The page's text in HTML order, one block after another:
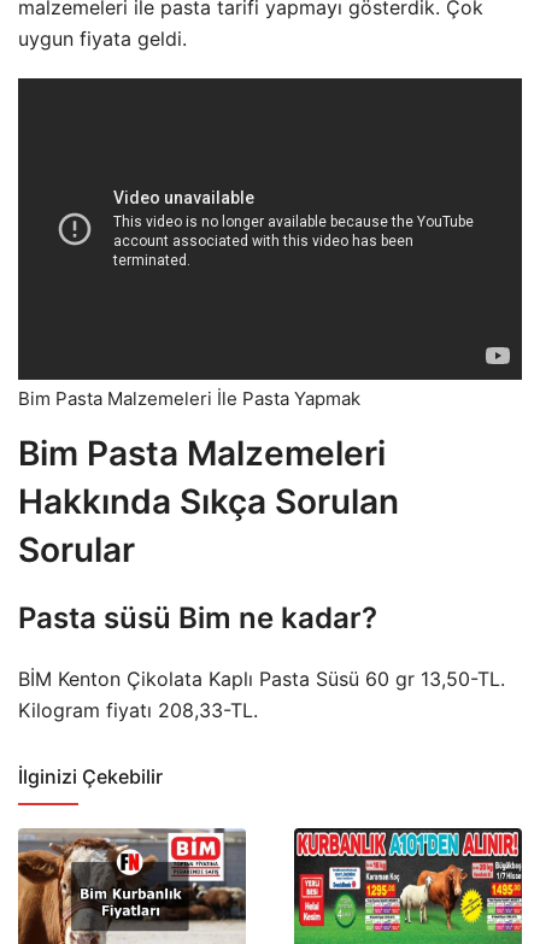
malzemeleri ile pasta tarifi yapmayı gösterdik. Çok
uygun fiyata geldi.
Bim Pasta Malzemeleri İle Pasta Yapmak
Bim Pasta Malzemeleri
Hakkında Sıkça Sorulan
Sorular
Pasta süsü Bim ne kadar?
BİM Kenton Çikolata Kaplı Pasta Süsü 60 gr 13,50-TL.
Kilogram fiyatı 208,33-TL.
İlginizi Çekebilir